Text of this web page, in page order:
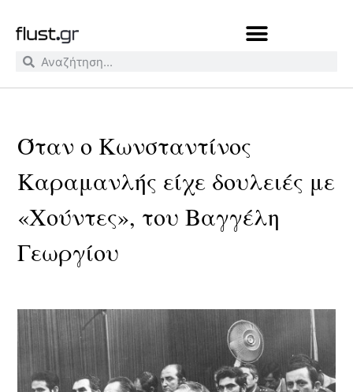
Όταν ο Κωνσταντίνος
Καραμανλής είχε δουλειές με
«Χούντες», του Βαγγέλη
Γεωργίου